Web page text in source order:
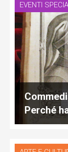
EVENTI
Perché